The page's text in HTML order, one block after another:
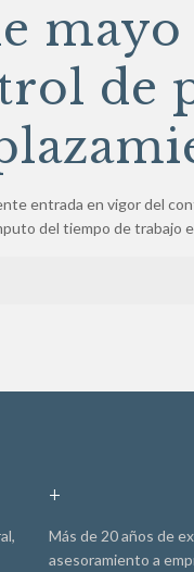
de
entrada en vigor del
del tiempo de trabajo
+
Más de 20 años de
asesoramiento a